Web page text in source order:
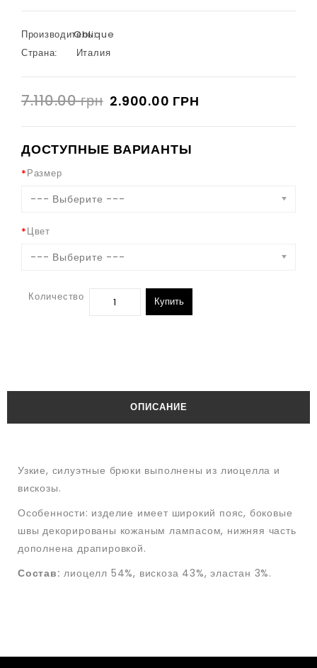
Производитель:
Oblique
Страна:
Италия
7.110.00 грн 2.900.00 ГРН
ДОСТУПНЫЕ ВАРИАНТЫ
Размер
--- Выберите ---
Цвет
--- Выберите ---
Количество Купить
ОПИСАНИЕ
Узкие, силуэтные брюки выполнены из лиоцелла и
вискозы.
Особенности: изделие имеет широкий пояс, боковые
швы декорированы кожаным лампасом, нижняя часть
дополнена драпировкой.
Состав: лиоцелл 54%, вискоза 43%, эластан 3%.